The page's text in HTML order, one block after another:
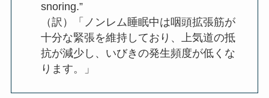
snoring.”
（訳）「ノンレム睡眠中は咽頭拡張筋が
十分な緊張を維持しており、上気道の抵
抗が減少し、いびきの発生頻度が低くな
ります。」